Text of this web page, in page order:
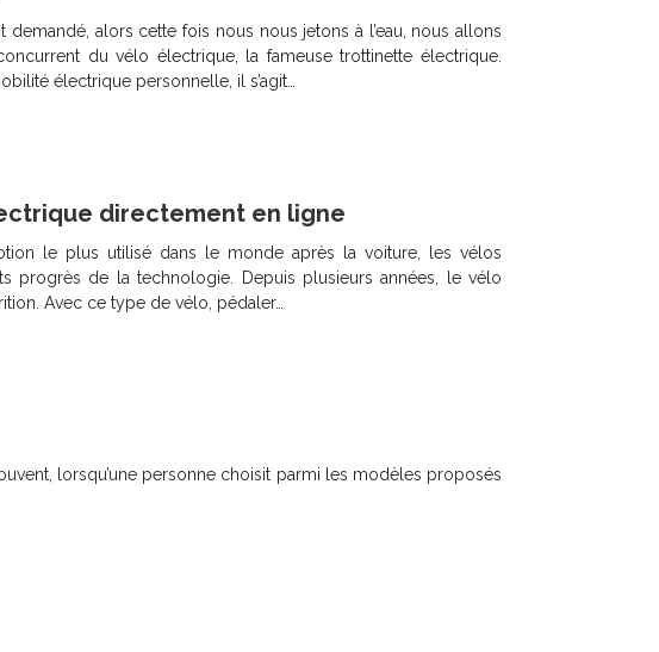
demandé, alors cette fois nous nous jetons à l’eau, nous allons
du vélo électrique, la fameuse trottinette électrique.
électrique personnelle, il s’agit…
directement en ligne
le plus utilisé dans le monde après la voiture, les vélos
progrès de la technologie. Depuis plusieurs années, le vélo
Avec ce type de vélo, pédaler…
lorsqu’une personne choisit parmi les modèles proposés